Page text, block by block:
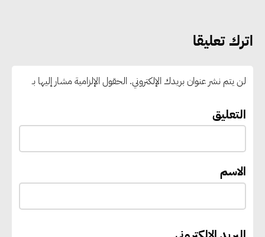
اترك تعليقا
لن يتم نشر عنوان بريدك الإلكتروني. الحقول الإلزامية مشار إليها بـ
التعليق
الاسم
يعمل على تطوير موقعه الإلكتروني
ليصبح منصة رقمية متكاملة تدعم
إيفل تستثمر ما يصل إلى 130